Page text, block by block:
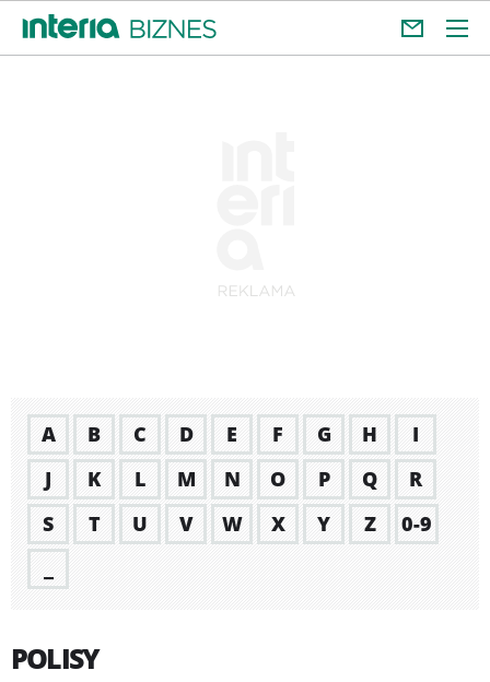
A B C D E F G H
I
J
K L M N O P Q
R
S
T U V W X Y Z
0-9
POLISY